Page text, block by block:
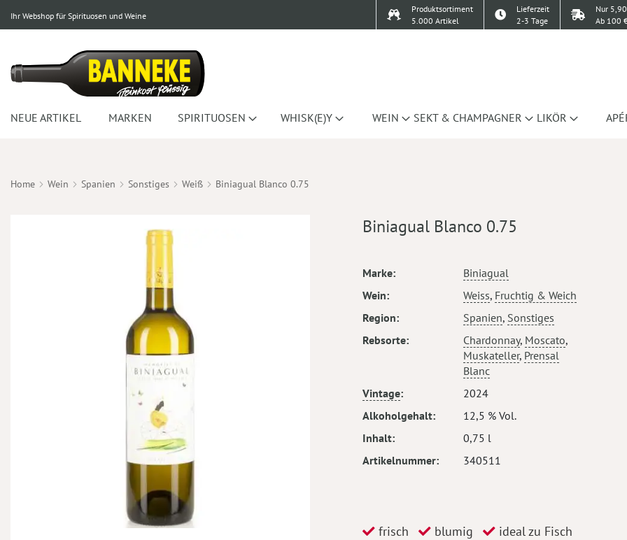
Ihr Webshop für Spirituosen und Weine
Produktsortiment
5.000 Artikel
Lieferzeit
2-3 Tage
Nur
Ab 100
NEUE ARTIKEL MARKEN SPIRITUOSEN WHISK(E)Y WEIN SEKT & CHAMPAGNER LIKÖR
Home Wein Spanien Sonstiges Weiß Biniagual Blanco 0.75
Biniagual Blanco 0.75
Mehr
Marke
Biniagual
Wein
Weiss, Fruchtig & Weich
Region
Spanien, Sonstiges
Rebsorte
Chardonnay, Moscato,
Muskateller, Prensal
Blanc
Vintage
2024
Alkoholgehalt
12,5 % Vol.
Inhalt
0,75 l
Artikelnummer
340511
frisch blumig ideal zu Fisch